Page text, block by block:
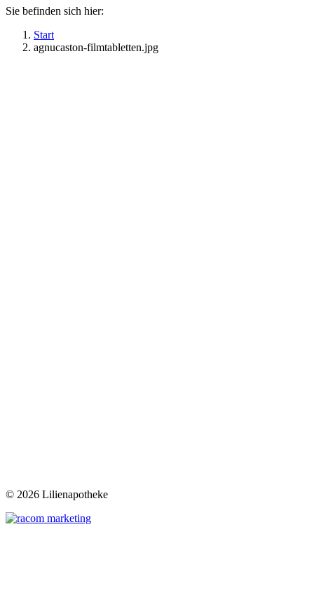
Sie befinden sich hier:
Start
agnucaston-filmtabletten.jpg
© 2026 Lilienapotheke